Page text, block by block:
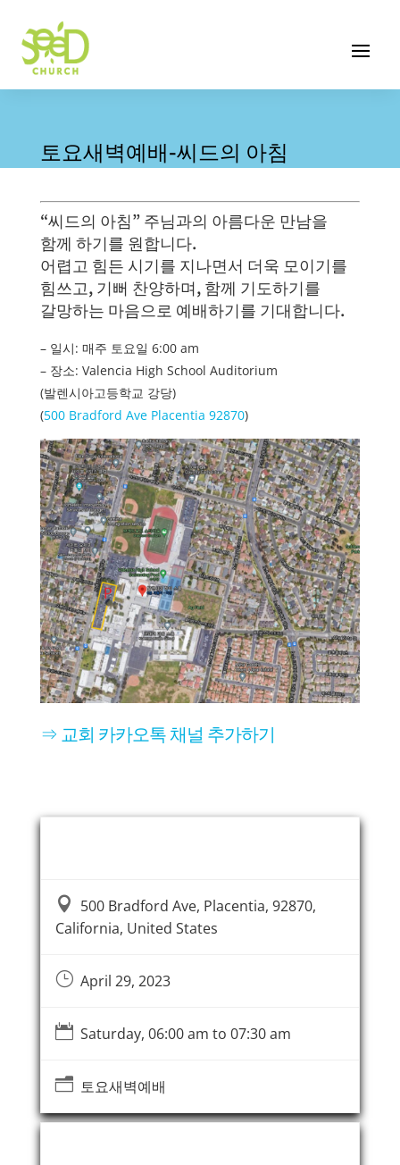
토요새벽예배-씨드의 아침
“씨드의 아침” 주님과의 아름다운 만남을
함께 하기를 원합니다.
어렵고 힘든 시기를 지나면서 더욱 모이기를
힘쓰고, 기뻐 찬양하며, 함께 기도하기를
갈망하는 마음으로 예배하기를 기대합니다.
– 일시: 매주 토요일 6:00 am
– 장소: Valencia High School Auditorium
(발렌시아고등학교 강당)
(500 Bradford Ave Placentia 92870)
⇒ 교회 카카오톡 채널 추가하기
 500 Bradford Ave, Placentia, 92870,
California, United States
}April 29, 2023
 Saturday, 06:00 am to 07:30 am
n토요새벽예배